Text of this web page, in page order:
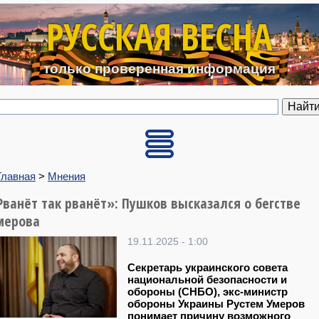
Перейти к основному
РУССКАЯ ВЕСНА
только проверенная информация
> Мнения
так рванёт»: Пушков высказался о бегстве
19.11.2025 - 1:00
Секретарь украинского совета
национальной безопасности и
обороны (СНБО), экс-министр
обороны Украины Рустем Умеров
понимает причину возможного